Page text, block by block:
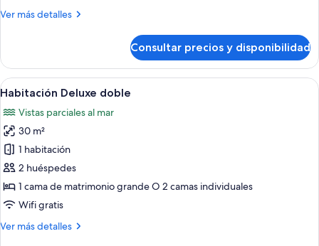
Ver más detalles
Más
estándar
doble
Consultar precios y disponibilidad
Abrir
todas
las
fotos
de
Habitación
Deluxe
doble
Habitación de hotel moderna con
14
Habitación Deluxe doble
Vistas parciales al mar
30 m²
1 habitación
2 huéspedes
1 cama de matrimonio grande O 2 camas individuales
Wifi gratis
Ver más detalles
Más